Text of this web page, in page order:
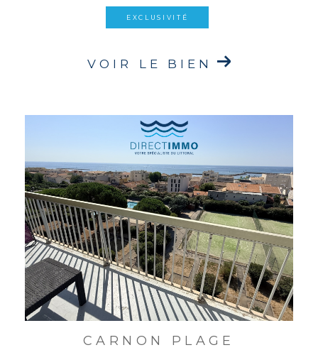
EXCLUSIVITÉ
VOIR LE BIEN
CARNON PLAGE